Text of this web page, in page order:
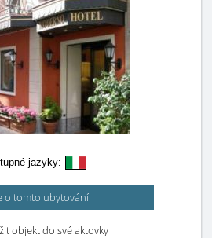
jazyky:
o tomto ubytování
objekt do své aktovky